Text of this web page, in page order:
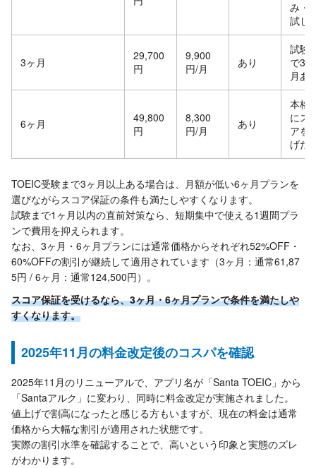
み・
試し
3ヶ月
29,700
円
9,900
円/月
あり
試験
で3ヶ
月あ
6ヶ月
49,800
円
8,300
円/月
あり
本格
にス
アを
げた
TOEIC受験まで3ヶ月以上ある場合は、月額が低い6ヶ月プランを
選びながらスコア保証の条件も満たしやすくなります。
試験まで1ヶ月以内の直前対策なら、短期集中で使える1週間プラ
ンで費用を抑えられます。
なお、3ヶ月・6ヶ月プランには通常価格からそれぞれ52%OFF・
60%OFFの割引が継続して適用されています（3ヶ月：通常61,87
5円 / 6ヶ月：通常124,500円）。
スコア保証を受けるなら、3ヶ月・6ヶ月プランで条件を満たしや
すくなります。
2025年11月の料金改定後のコスパを確認
2025年11月のリニューアルで、アプリ名が「Santa TOEIC」から
「Santaアルク」に変わり、同時に料金改定が実施されました。
値上げで割高になったと感じる方もいますが、現在の料金は通常
価格から大幅な割引が適用された状態です。
実際の割引水準を確認することで、高いという印象と実態のズレ
がわかります。